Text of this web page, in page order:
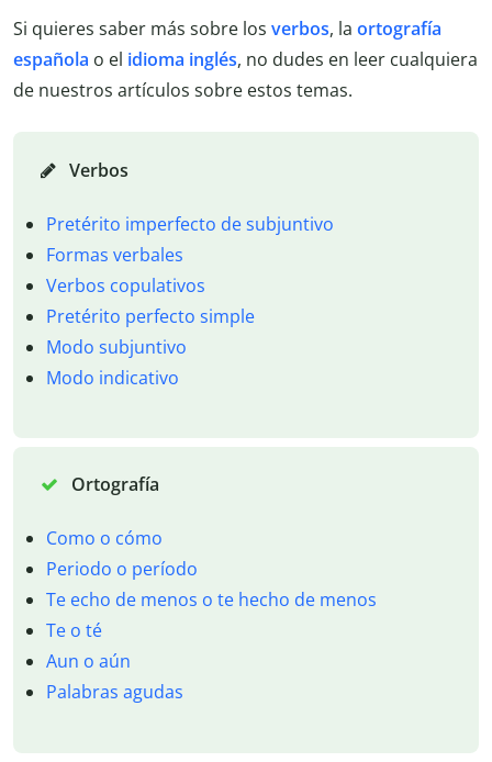
Si quieres saber más sobre los verbos, la ortografía
española o el idioma inglés, no dudes en leer cualquiera
de nuestros artículos sobre estos temas.
Verbos
Pretérito imperfecto de subjuntivo
Formas verbales
Verbos copulativos
Pretérito perfecto simple
Modo subjuntivo
Modo indicativo
Ortografía
Como o cómo
Periodo o período
Te echo de menos o te hecho de menos
Te o té
Aun o aún
Palabras agudas